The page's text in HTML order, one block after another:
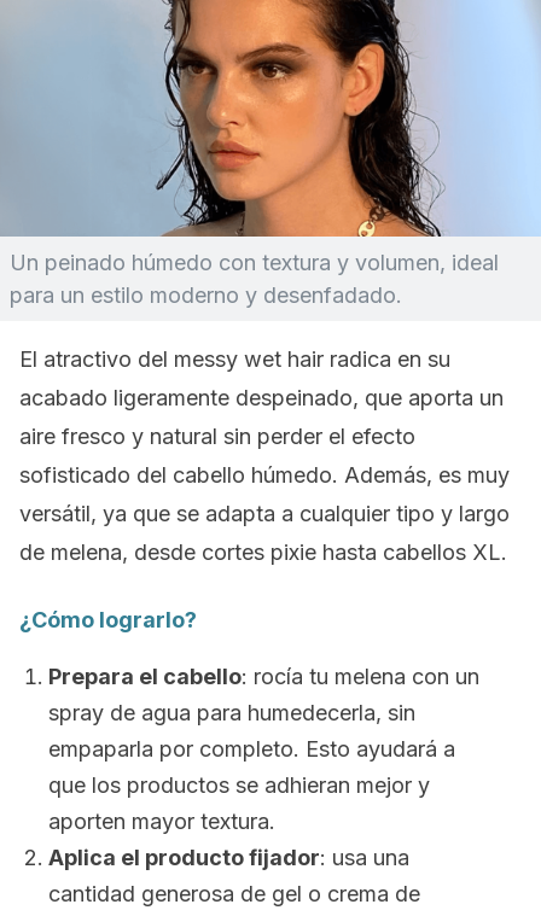
Un peinado húmedo con textura y volumen, ideal
para un estilo moderno y desenfadado.
El atractivo del messy wet hair radica en su
acabado ligeramente despeinado, que aporta un
aire fresco y natural sin perder el efecto
sofisticado del cabello húmedo. Además, es muy
versátil, ya que se adapta a cualquier tipo y largo
de melena, desde cortes pixie hasta cabellos XL.
¿Cómo lograrlo?
Prepara el cabello: rocía tu melena con un
spray de agua para humedecerla, sin
empaparla por completo. Esto ayudará a
que los productos se adhieran mejor y
aporten mayor textura.
Aplica el producto fijador: usa una
cantidad generosa de gel o crema de